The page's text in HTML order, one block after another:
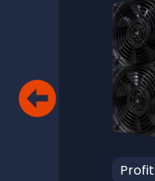
Profit: